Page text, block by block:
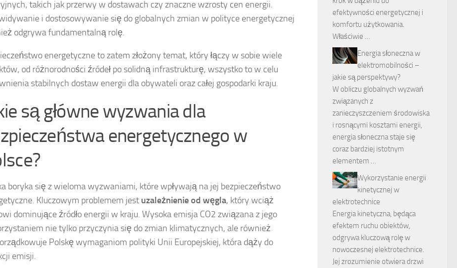
takich jak przerwy w dostawach czy znaczne wzrosty cen energii.
i dostosowywanie się do globalnych zmian w polityce energetycznej
odgrywa fundamentalną rolę.
energetyczne to zatem złożony temat, który łączy w sobie wiele
od różnorodności źródeł po solidną infrastrukturę, wszystko to w celu
stabilnych dostaw energii dla obywateli oraz całej gospodarki kraju.
są główne wyzwania dla
energetycznego w
boryka się z wieloma wyzwaniami, które wpływają na jej bezpieczeństwo
Kluczowym problemem jest uzależnienie od węgla, który wciąż
dominujące źródło energii w kraju. Wysoka emisja CO2 związana z jego
nie tylko przyczynia się do zmian klimatycznych, ale również
Polskę wymaganiom polityki Unii Europejskiej, która dąży do
emisji.
efektywności energetycznej i
komfortu użytkowania.
Właściwie …
Energia słoneczna w
elektromobilności –
jakie są perspektywy?
W obliczu globalnych wyzwań
związanych z
zanieczyszczeniem środowiska
i rosnącymi kosztami energii,
energia słoneczna staje się
coraz bardziej istotnym
elementem …
Wykorzystanie energii
kinetycznej w
elektrotechnice
Energia kinetyczna, będąca
efektem ruchu obiektów,
odgrywa kluczową rolę w
nowoczesnej elektrotechnice.
Jej zrozumienie otwiera drzwi